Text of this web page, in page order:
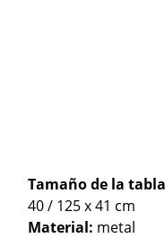
Tamaño de la
40 / 125 x 41 cm
Material: metal